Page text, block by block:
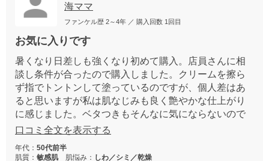
海ママ
ファンケル歴 2～4年 ／ 購入回数 1回目
お気に入りです
暑くなり日差しも強くなり初めて購入。店員さんに相
談し条件が合ったので購入しました。クリームを擦ら
ず指でトントンして塗っているのですが、個人差はあ
ると思いますが私は肌なじみも良く艶やかな仕上がり
に感じました。ベタつきもそんなに気にならないので
この夏は欠かせないなと思いました。
口コミ全文を表示する
年代： 50代前半
肌質： 敏感肌 肌悩み： しわ／シミ／乾燥